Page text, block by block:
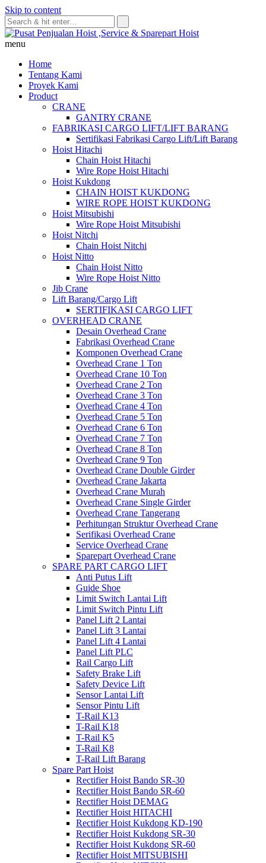
Skip to content
menu
Home
Tentang Kami
Proyek Kami
Product
CRANE
GANTRY CRANE
FABRIKASI CARGO LIFT/LIFT BARANG
Sertifikasi Fabrikasi Cargo Lift/Lift Barang
Hoist Hitachi
Chain Hoist Hitachi
Wire Rope Hoist Hitachi
Hoist Kukdong
CHAIN HOIST KUKDONG
WIRE ROPE HOIST KUKDONG
Hoist Mitsubishi
Wire Rope Hoist Mitsubishi
Hoist Nitchi
Chain Hoist Nitchi
Hoist Nitto
Chain Hoist Nitto
Wire Rope Hoist Nitto
Jib Crane
Lift Barang/Cargo Lift
SERTIFIKASI CARGO LIFT
OVERHEAD CRANE
Desain Overhead Crane
Fabrikasi Overhead Crane
Komponen Overhead Crane
Overhead Crane 1 Ton
Overhead Crane 10 Ton
Overhead Crane 2 Ton
Overhead Crane 3 Ton
Overhead Crane 4 Ton
Overhead Crane 5 Ton
Overhead Crane 6 Ton
Overhead Crane 7 Ton
Overhead Crane 8 Ton
Overhead Crane 9 Ton
Overhead Crane Double Girder
Overhead Crane Jakarta
Overhead Crane Murah
Overhead Crane Single Girder
Overhead Crane Tangerang
Perhitungan Struktur Overhead Crane
Serifikasi Overhead Crane
Service Overhead Crane
Sparepart Overhead Crane
SPARE PART CARGO LIFT
Anti Putus Lift
Guide Shoe
Limit Switch Lantai Lift
Limit Switch Pintu Lift
Panel Lift 2 Lantai
Panel Lift 3 Lantai
Panel Lift 4 Lantai
Panel Lift PLC
Rail Cargo Lift
Safety Brake Lift
Safety Device Lift
Sensor Lantai Lift
Sensor Pintu Lift
T-Rail K13
T-Rail K18
T-Rail K5
T-Rail K8
T-Rail Lift Barang
Spare Part Hoist
Rectifier Hoist Bando SR-30
Rectifier Hoist Bando SR-60
Rectifier Hoist DEMAG
Rectifier Hoist HITACHI
Rectifier Hoist Kukdong KD-190
Rectifier Hoist Kukdong SR-30
Rectifier Hoist Kukdong SR-60
Rectifier Hoist MITSUBISHI